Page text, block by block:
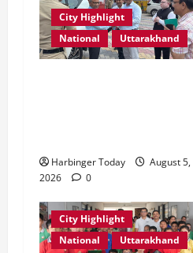
City Highlight
National
Uttarakhand
Harbinger Today
August 5,
2026
0
City Highlight
National
Uttarakhand